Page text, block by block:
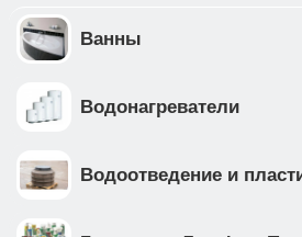
фильтр грубой очистки
завода • ножки рамы
высокопрочной стали с
долговечность
Создайте идеальную ванную
Ванны
Водонагреватели
Водоотведение и